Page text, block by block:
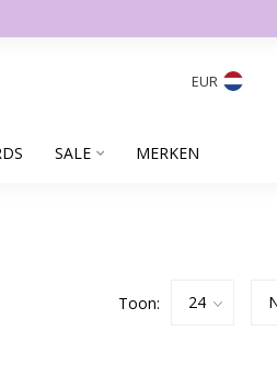
EUR
SALE MERKEN
Toon: